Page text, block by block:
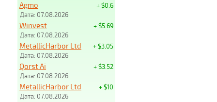
+ $0.6
Agmo
Дата: 07.08.2026
+ $5.69
Winvest
Дата: 07.08.2026
+ $3.05
MetallicHarbor Ltd
Дата: 07.08.2026
+ $3.52
Qorst Ai
Дата: 07.08.2026
+ $10
MetallicHarbor Ltd
Дата: 07.08.2026